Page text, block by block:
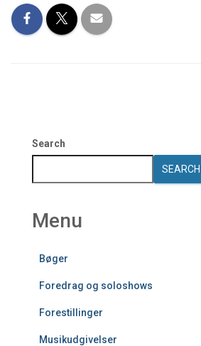
Search
SEARCH
Menu
Bøger
Foredrag og soloshows
Forestillinger
Musikudgivelser